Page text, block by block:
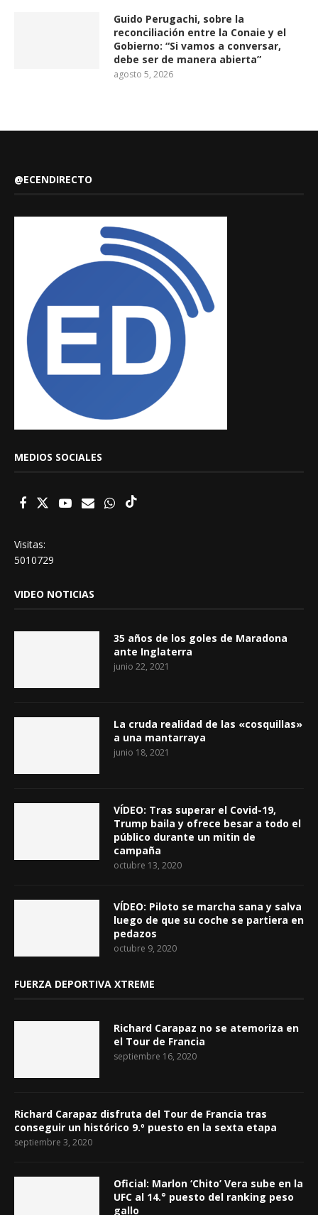
Guido Perugachi, sobre la
reconciliación entre la Conaie y el
Gobierno: “Si vamos a conversar,
debe ser de manera abierta”
agosto 5, 2026
@ECENDIRECTO
MEDIOS SOCIALES
Visitas:
5010729
VIDEO NOTICIAS
35 años de los goles de Maradona
ante Inglaterra
junio 22, 2021
La cruda realidad de las «cosquillas»
a una mantarraya
junio 18, 2021
VÍDEO: Tras superar el Covid-19,
Trump baila y ofrece besar a todo el
público durante un mitin de
campaña
octubre 13, 2020
VÍDEO: Piloto se marcha sana y salva
luego de que su coche se partiera en
pedazos
octubre 9, 2020
FUERZA DEPORTIVA XTREME
Richard Carapaz no se atemoriza en
el Tour de Francia
septiembre 16, 2020
Richard Carapaz disfruta del Tour de Francia tras
conseguir un histórico 9.º puesto en la sexta etapa
septiembre 3, 2020
Oficial: Marlon ‘Chito’ Vera sube en la
UFC al 14.° puesto del ranking peso
gallo